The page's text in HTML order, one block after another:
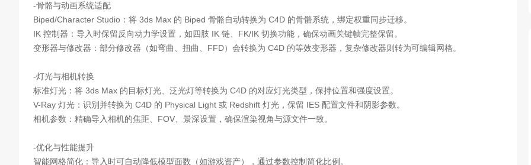
-骨骼与动画系统适配
Biped/Character Studio：将 3ds Max 的 Biped 骨骼自动转换为 C4D 的骨骼系统，绑定权重同步迁移。
IK 控制器：导入时保留反向动力学设置，如四肢 IK 链、FK/IK 切换功能，确保动画关键帧完整保留。
变形器与修改器：部分修改器（如弯曲、扭曲、FFD）会转换为 C4D 的等效变形器，复杂修改器则转为可编辑网格。
-灯光与相机转换
标准灯光：将 3ds Max 的目标灯光、泛光灯等转换为 C4D 的对应灯光类型，保持位置和强度设置。
V-Ray 灯光：识别并转换为 C4D 的 Physical Light 或 Redshift 灯光，保留 IES 配置文件和阴影参数。
相机参数：精确导入相机的焦距、FOV、景深设置，确保渲染视角与源文件一致。
-优化与性能提升
智能网格简化：导入时可自动降低模型面数（如游戏资产），通过参数控制简化比例。